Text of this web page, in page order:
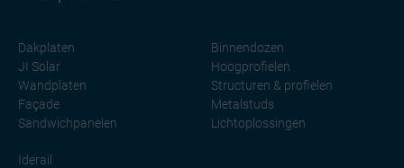
Dakplaten
JI Solar
Wandplaten
Façade
Sandwichpanelen
Binnendozen
Hoogprofielen
Structuren & profielen
Metalstuds
Lichtoplossingen
Iderail